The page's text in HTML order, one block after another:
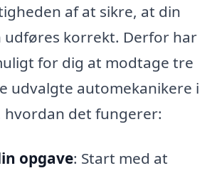
af at sikre, at din
korrekt. Derfor har
for dig at modtage tre
udvalgte automekanikere i
hvordan det fungerer:
opgave: Start med at